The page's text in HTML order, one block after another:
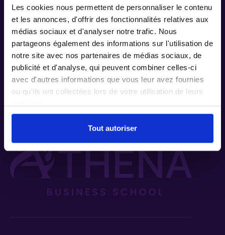
Les cookies nous permettent de personnaliser le contenu
et les annonces, d'offrir des fonctionnalités relatives aux
médias sociaux et d'analyser notre trafic. Nous
partageons également des informations sur l'utilisation de
notre site avec nos partenaires de médias sociaux, de
publicité et d'analyse, qui peuvent combiner celles-ci
avec d'autres informations que vous leur avez fournies
ou qu'ils ont collectées lors de votre utilisation de leurs
Tout autoriser
Témoignages
Entreprises
&
Partenaires
La vie
étudiante
Responsable du
Développement
Commercial
Responsable du
Développement
des Activités
Manager
d'Affaires
Marseille
Montpellier
Nice
Perpignan
Villejuif
Villepinte
FAQ
Nos
certificats
Qualiopi